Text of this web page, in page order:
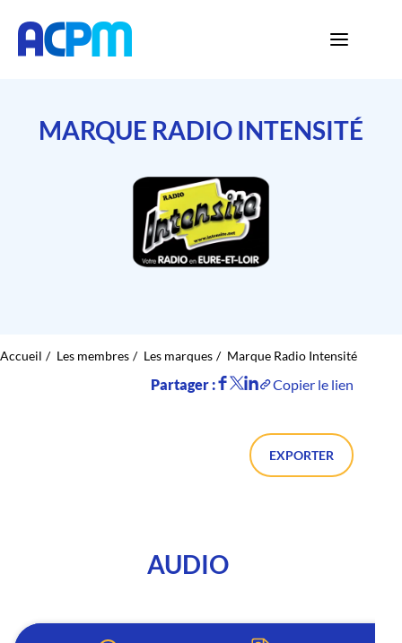
MARQUE RADIO INTENSITÉ
Accueil Les membres Les marques Marque Radio Intensité
Partager : Copier le lien
EXPORTER
AUDIO